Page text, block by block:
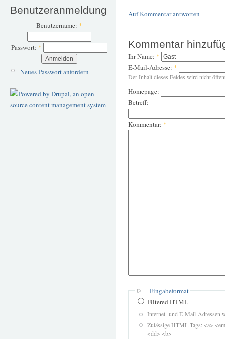
Benutzeranmeldung
Benutzername: *
Passwort: *
Neues Passwort anfordern
Auf Kommentar antworten
Kommentar
Ihr Name: *
E-Mail-Adresse: *
Der Inhalt dieses Feldes wird nicht
Homepage:
Betreff:
Kommentar: *
Eingabeformat
Filtered HTML
Internet- und E-Mail-Adressen
Zulässige HTML-Tags: <a>
<dd> <b>